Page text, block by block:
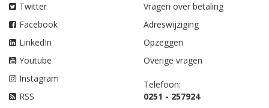
Twitter
Facebook
LinkedIn
Youtube
Instagram
RSS
Vragen over betaling
Adreswijziging
Opzeggen
Overige vragen
Telefoon:
0251 - 257924